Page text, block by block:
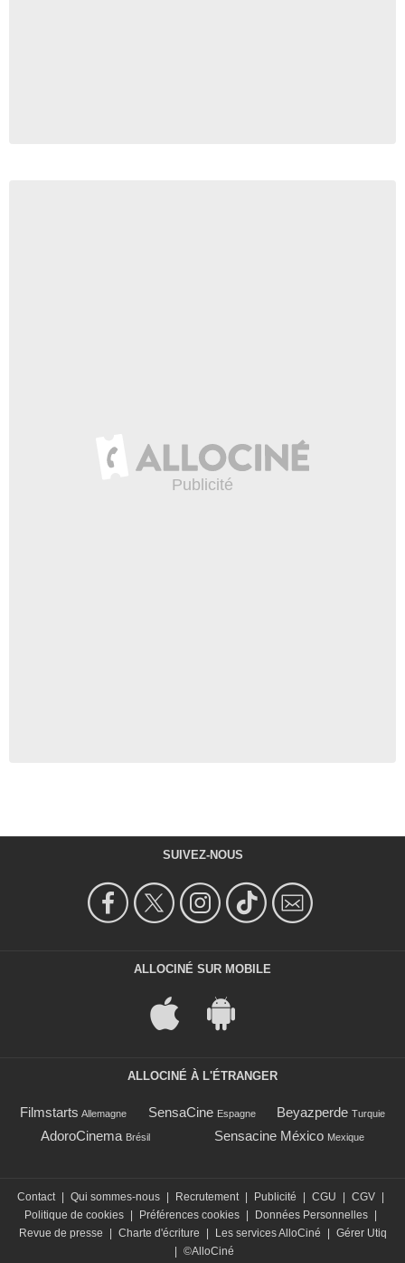
SUIVEZ-NOUS
ALLOCINÉ SUR MOBILE
ALLOCINÉ À L'ÉTRANGER
Filmstarts Allemagne SensaCine Espagne Beyazperde Turquie
AdoroCinema Brésil Sensacine México Mexique
Contact Qui sommes-nous Recrutement Publicité CGU CGV
Politique de cookies
Préférences cookies Données Personnelles
Revue de presse
Charte d'écriture Les services AlloCiné
Gérer Utiq
©AlloCiné